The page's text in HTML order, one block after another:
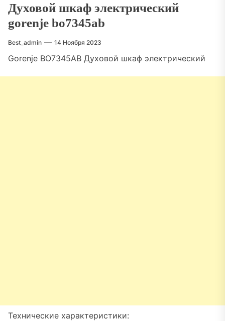
Духовой шкаф электрический
gorenje bo7345ab
Best_admin 14 Ноября 2023
Gorenje BO7345AB Духовой шкаф электрический
Технические характеристики: